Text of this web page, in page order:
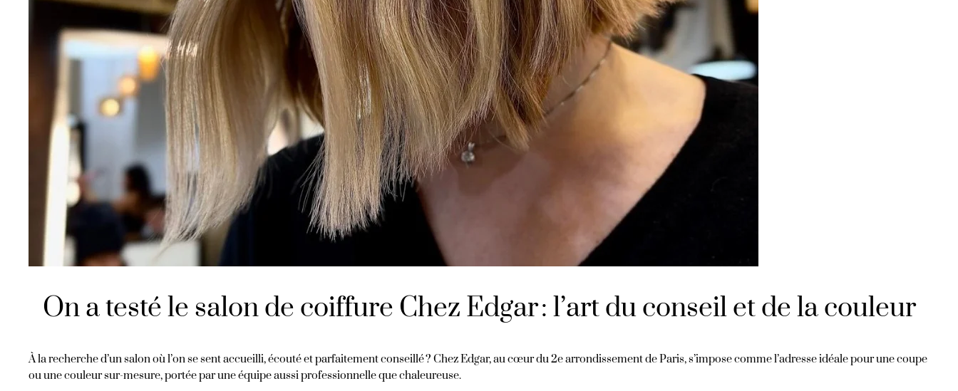
On a testé le salon de coiffure Chez Edgar : l’art du conseil et de la couleur
À la recherche d’un salon où l’on se sent accueilli, écouté et parfaitement conseillé ? Chez Edgar, au cœur du 2e arrondissement de Paris, s’impose comme l’adresse idéale pour une coupe
ou une couleur sur-mesure, portée par une équipe aussi professionnelle que chaleureuse.